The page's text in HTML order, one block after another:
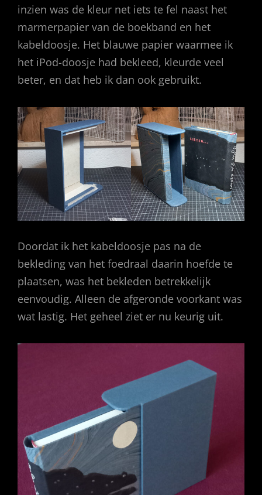
inzien was de kleur net iets te fel naast het
marmerpapier van de boekband en het
kabeldoosje. Het blauwe papier waarmee ik
het iPod-doosje had bekleed, kleurde veel
beter, en dat heb ik dan ook gebruikt.
Doordat ik het kabeldoosje pas na de
bekleding van het foedraal daarin hoefde te
plaatsen, was het bekleden betrekkelijk
eenvoudig. Alleen de afgeronde voorkant was
wat lastig. Het geheel ziet er nu keurig uit.